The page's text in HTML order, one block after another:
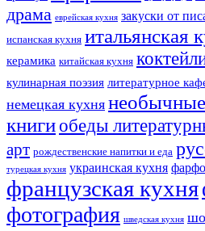
драма еврейская кухня закуски от
испанская кухня итальянская
керамика китайская кухня
кулинарная поэзия литературное
немецкая кухня
книгиобеды
арт рождественские напитки и еда
турецкая кухня украинская кухня
французская кухня
фотография шведская кухня